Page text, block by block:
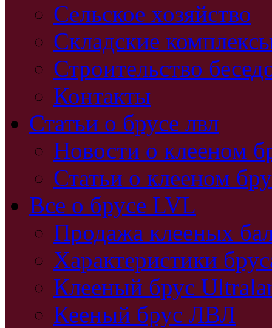
Сельское хозяйство
Складские
Строительство
Контакты
Статьи о брусе лвл
Новости о клееном
Статьи о клееном
Все о брусе LVL
Продажа клееных
Характеристики
Клееный брус
Кееный брус ЛВЛ